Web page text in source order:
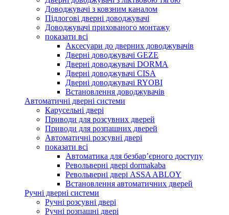
Доводжувачі з ковзним каналом
Підлогові дверні доводжувачі
Доводжувачі прихованого монтажу
показати всі
Аксесуари до дверних доводжувачів
Дверні доводжувачі GEZE
Дверні доводжувачі DORMA
Дверні доводжувачі CISA
Дверні доводжувачі RYOBI
Встановлення доводжувачів
Автоматичні дверні системи
Карусельні двері
Приводи для розсувних дверей
Приводи для розпашних дверей
Автоматичні розсувні двері
показати всі
Автоматика для безбар’єрного доступу
Револьверні двері dormakaba
Револьверні двері ASSA ABLOY
Встановлення автоматичних дверей
Ручні дверні системи
Ручні розсувні двері
Ручні розпашні двері